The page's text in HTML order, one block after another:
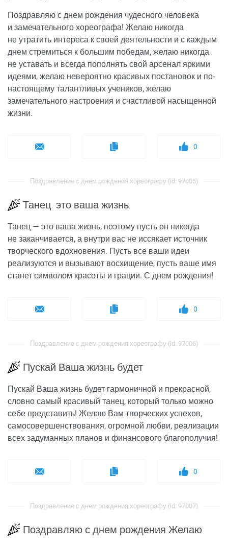
Поздравляю с днем рождения чудесного человека
и замечательного хореографа! Желаю никогда
не утратить интереса к своей деятельности и с каждым
днем стремиться к большим победам, желаю никогда
не уставать и всегда пополнять свой арсенал яркими
идеями, желаю невероятно красивых постановок и по-
настоящему талантливых учеников, желаю
замечательного настроения и счастливой насыщенной
жизни.
0
Поздравление с днем рождения хореографу (id: 97005)
Танец это ваша жизнь
Танец — это ваша жизнь, поэтому пусть он никогда
не заканчивается, а внутри вас не иссякает источник
творческого вдохновения. Пусть все ваши идеи
реализуются и вызывают восхищение, пусть ваше имя
станет символом красоты и грации. С днем рождения!
0
Поздравление с днем рождения хореографу (id: 97006)
Пускай Ваша жизнь будет
Пускай Ваша жизнь будет гармоничной и прекрасной,
словно самый красивый танец, который только можно
себе представить! Желаю Вам творческих успехов,
самосовершенствования, огромной любви, реализации
всех задуманных планов и финансового благополучия!
0
Поздравление с днем рождения хореографу (id: 97007)
Поздравляю с днем рождения Желаю